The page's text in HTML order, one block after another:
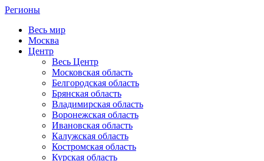
Регионы
Весь мир
Москва
Центр
Весь Центр
Московская область
Белгородская область
Брянская область
Владимирская область
Воронежская область
Ивановская область
Калужская область
Костромская область
Курская область